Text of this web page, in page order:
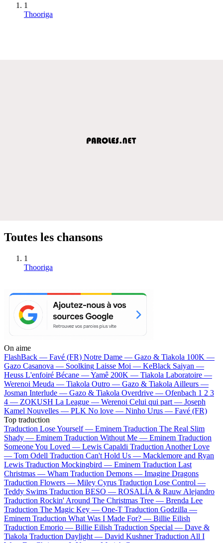
1
Thooriga
Toutes les chansons
1
Thooriga
On aime
FlashBack — Favé (FR) Notre Dame — Gazo & Tiakola 100K —
Gazo Casanova — Soolking Laisse Moi — KeBlack Saiyan —
Heuss L'enfoiré Bécane —Yamê 200K — Tiakola Laboratoire —
Werenoi Meuda — Tiakola Outro — Gazo & Tiakola Ailleurs —
Josman Interlude — Gazo & Tiakola Overdrive — Ofenbach 1 2 3
4 — ZOKUSH La League — Werenoi Celui qui part — Joseph
Kamel Nouvelles — PLK No love — Ninho Urus — Favé (FR)
Top traduction
Traduction Lose Yourself — Eminem Traduction The Real Slim
Shady — Eminem Traduction Without Me — Eminem Traduction
Someone You Loved — Lewis Capaldi Traduction Another Love
— Tom Odell Traduction Can't Hold Us — Macklemore and Ryan
Lewis Traduction Mockingbird — Eminem Traduction Last
Christmas — Wham Traduction Demons — Imagine Dragons
Traduction Flowers — Miley Cyrus Traduction Lose Control —
Teddy Swims Traduction BESO — ROSALÍA & Rauw Alejandro
Traduction Rockin' Around The Christmas Tree — Brenda Lee
Traduction The Magic Key — One-T Traduction Godzilla —
Eminem Traduction What Was I Made For? — Billie Eilish
Traduction Emorio — Billie Eilish Traduction Special — Dave &
Tiakola Traduction Daylight — David Kushner Traduction All I